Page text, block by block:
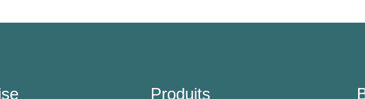
Produits